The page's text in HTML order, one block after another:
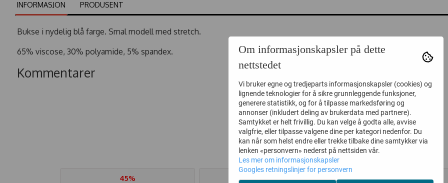
INFORMASJON PRODUSENT
Bukse i nydelig blå farge. Smal modell med stretch.
65% viscose, 30% polyamide, 5% spandex.
Kommentarer
ALTERNATIVE PRODUKTER
45% 45% 45%
Om informasjonskapsler på dette
nettstedet
Vi bruker egne og tredjeparts informasjonskapsler (cookies) og
lignende teknologier for å sikre grunnleggende funksjoner,
generere statistikk, og for å tilpasse markedsføring og
annonser (inkludert deling av brukerdata med partnere).
Samtykket er helt frivillig. Du kan velge å godta alle, avvise
valgfrie, eller tilpasse valgene dine per kategori nedenfor. Du
kan når som helst endre eller trekke tilbake dine samtykker via
lenken «personvern» nederst på nettsiden vår.
Les mer om informasjonskapsler
Googles retningslinjer for personvern